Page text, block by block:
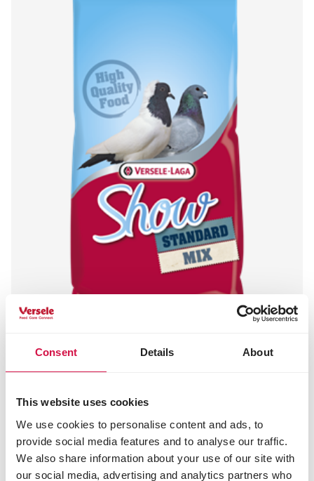
Consent Details About
This website uses cookies
We use cookies to personalise content and ads, to
provide social media features and to analyse our traffic.
We also share information about your use of our site with
our social media, advertising and analytics partners who
SHOW
Standard Koningsparels
Mengeling zonder maïs en tarwe